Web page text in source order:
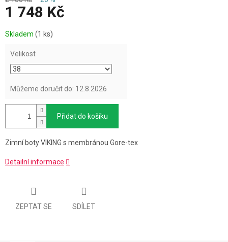
1 748 Kč
cena:
Skladem (1 ks)
Velikost
Můžeme doručit do: 12.8.2026
Přidat do košíku
Zimní boty VIKING s membránou Gore-tex
Detailní informace
ZEPTAT SE SDÍLET